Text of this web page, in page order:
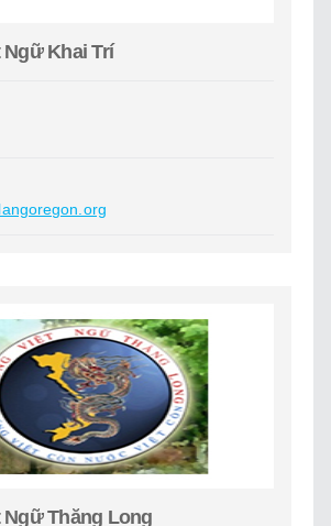
Khai Trí
Thăng Long